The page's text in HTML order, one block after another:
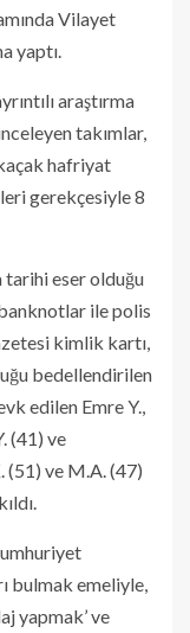
Vilayet
yaptı.
araştırma
takımlar,
hafriyat
gerekçesiyle 8
eser olduğu
ile polis
kimlik kartı,
bedellendirilen
edilen Emre Y.,
(41) ve
(51) ve M.A. (47)
bulmak emeliyle,
yapmak’ ve